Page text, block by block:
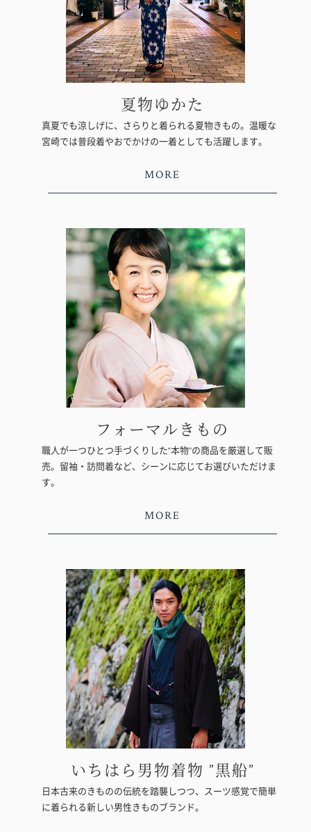
夏物ゆかた
真夏でも涼しげに、さらりと着られる夏物きもの。温暖な
宮崎では普段着やおでかけの一着としても活躍します。
MORE
フォーマルきもの
職人が一つひとつ手づくりした“本物”の商品を厳選して販
売。留袖・訪問着など、シーンに応じてお選びいただけま
す。
MORE
いちはら男物着物 ”黒船”
日本古来のきものの伝統を踏襲しつつ、スーツ感覚で簡単
に着られる新しい男性きものブランド。